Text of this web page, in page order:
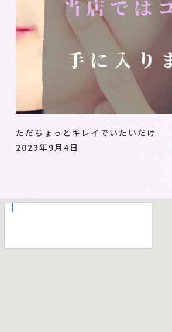
ただちょっとキレイでいたいだけ
2023年9月4日